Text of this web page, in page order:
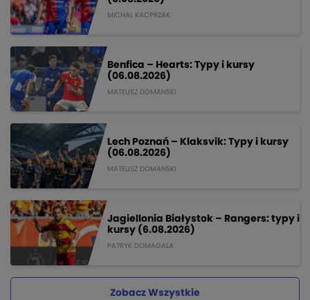
MICHAL KACPRZAK
Benfica – Hearts: Typy i kursy
(06.08.2026)
MATEUSZ DOMANSKI
Lech Poznań – Klaksvik: Typy i kursy
(06.08.2026)
MATEUSZ DOMANSKI
Jagiellonia Białystok – Rangers: typy i
kursy (6.08.2026)
PATRYK DOMAGALA
Zobacz Wszystkie